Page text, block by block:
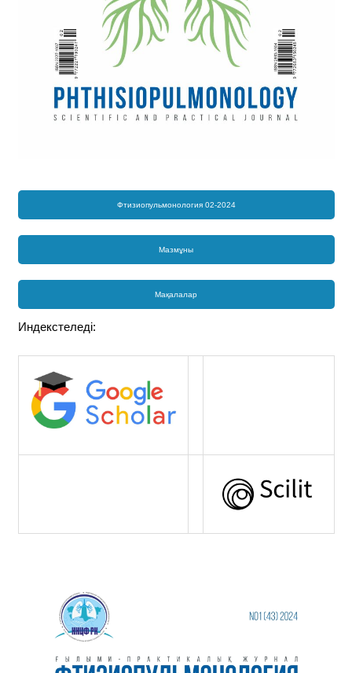
Фтизиопульмонология 02-2024
Мазмұны
Мақалалар
Индекстеледі: